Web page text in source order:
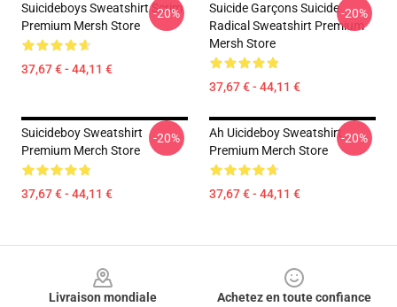
Suicideboys Sweatshirt Scrim
Premium Mersh Store
37,67 € - 44,11 €
-20%
Suicide Garçons Suicide
Radical Sweatshirt Premium
Mersh Store
37,67 € - 44,11 €
-20%
Suicideboy Sweatshirt
Premium Merch Store
37,67 € - 44,11 €
-20%
Ah Uicideboy Sweatshirt
Premium Merch Store
37,67 € - 44,11 €
-20%
Livraison mondiale
Achetez en toute confiance